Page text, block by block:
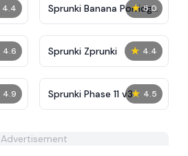
4.4 ★ 5.0
Sprunki Banana Porridge
Remix
4.6 ★ 4.4
Sprunki Zprunki
4.9 ★ 4.5
Sprunki Phase 11 v3
Advertisement